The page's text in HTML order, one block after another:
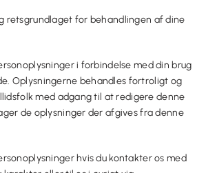
retsgrundlaget for behandlingen af dine
i forbindelse med din brug
Oplysningerne behandles fortroligt og
med adgang til at redigere denne
de oplysninger der afgives fra denne
hvis du kontakter os med